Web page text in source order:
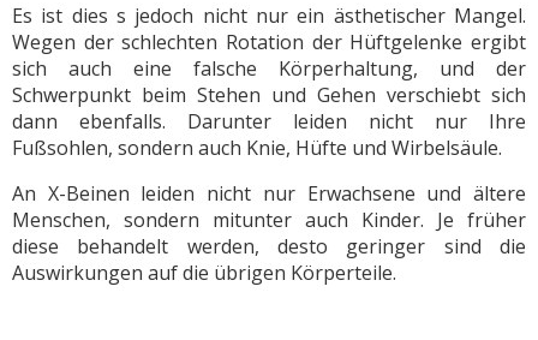
Es ist dies s jedoch nicht nur ein ästhetischer Mangel.
Wegen der schlechten Rotation der Hüftgelenke ergibt
sich auch eine falsche Körperhaltung, und der
Schwerpunkt beim Stehen und Gehen verschiebt sich
dann ebenfalls. Darunter leiden nicht nur Ihre
Fußsohlen, sondern auch Knie, Hüfte und Wirbelsäule.
An X-Beinen leiden nicht nur Erwachsene und ältere
Menschen, sondern mitunter auch Kinder. Je früher
diese behandelt werden, desto geringer sind die
Auswirkungen auf die übrigen Körperteile.